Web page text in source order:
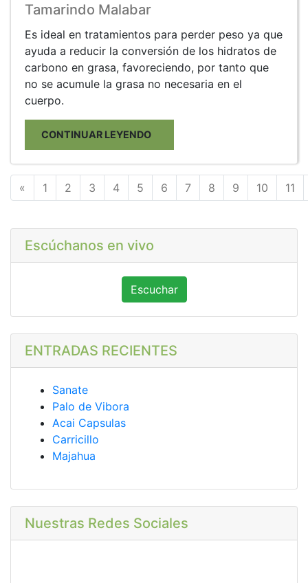
Tamarindo Malabar
Es ideal en tratamientos para perder peso ya que
ayuda a reducir la conversión de los hidratos de
carbono en grasa, favoreciendo, por tanto que
no se acumule la grasa no necesaria en el
cuerpo.
CONTINUAR LEYENDO
« Anterior
1 2 3 4 5 6 7 8 9 10 11
Escúchanos en vivo
Escuchar
ENTRADAS RECIENTES
Sanate
Palo de Vibora
Acai Capsulas
Carricillo
Majahua
Nuestras Redes Sociales